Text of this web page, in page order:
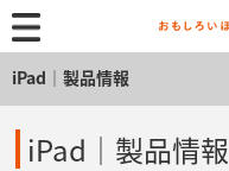
iPad│製品情報
iPad│製品情報